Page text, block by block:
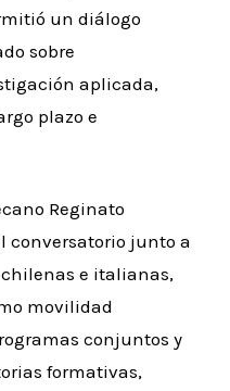
un diálogo
sobre
aplicada,
plazo e
Reginato
conversatorio junto a
e italianas,
movilidad
conjuntos y
formativas,